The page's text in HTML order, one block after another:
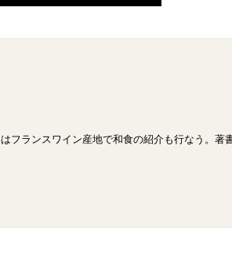
フランスワイン産地で和食の紹介も行なう。著